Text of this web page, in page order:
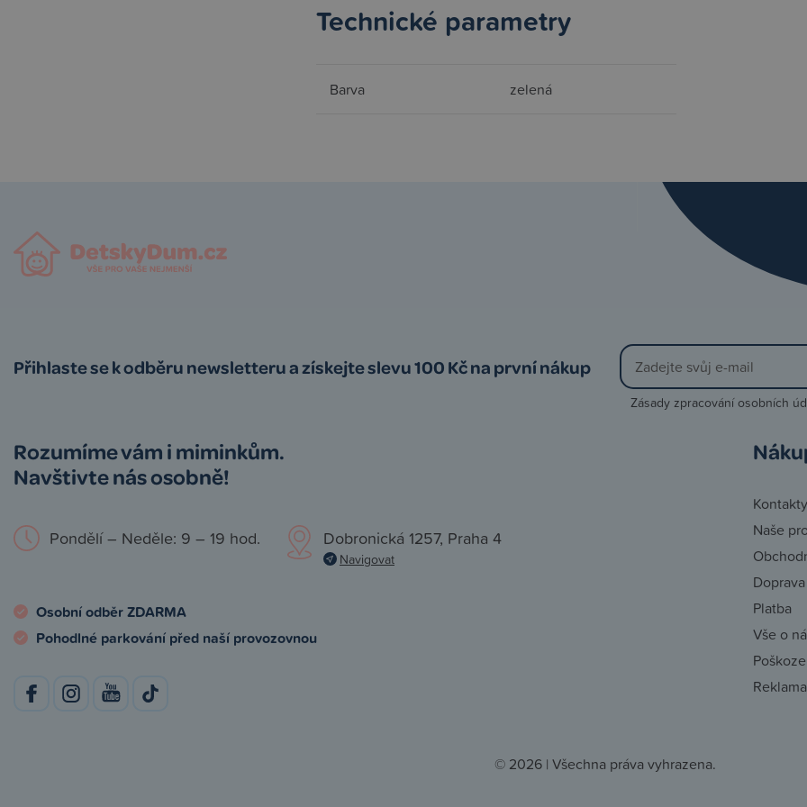
Technické parametry
Barva zelená
Přihlaste se k odběru newsletteru a získejte slevu 100 Kč na první nákup
Zásady zpracování osobních
Rozumíme vám i miminkům.
Navštivte nás osobně!
Pondělí – Neděle: 9 – 19 hod. Dobronická 1257, Praha 4
Navigovat
Osobní odběr ZDARMA
Pohodlné parkování před naší provozovnou
Kontakty
Naše
Doprava
Platba
Vše o
© 2026 | Všechna práva vyhrazena.